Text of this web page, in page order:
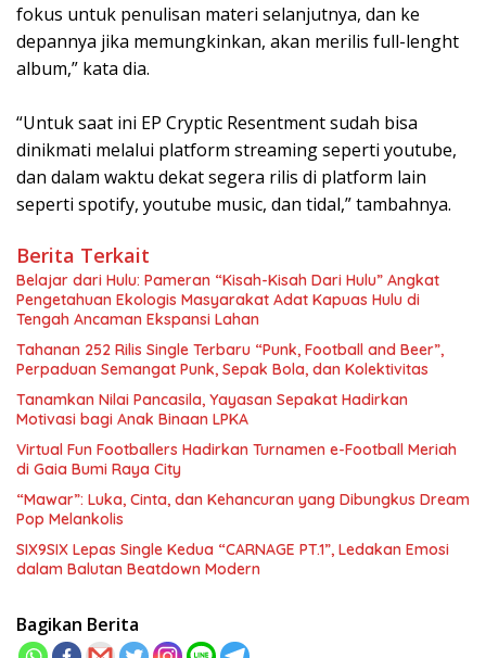
fokus untuk penulisan materi selanjutnya, dan ke
depannya jika memungkinkan, akan merilis full-lenght
album,” kata dia.
“Untuk saat ini EP Cryptic Resentment sudah bisa
dinikmati melalui platform streaming seperti youtube,
dan dalam waktu dekat segera rilis di platform lain
seperti spotify, youtube music, dan tidal,” tambahnya.
Berita Terkait
Belajar dari Hulu: Pameran “Kisah-Kisah Dari Hulu” Angkat
Pengetahuan Ekologis Masyarakat Adat Kapuas Hulu di
Tengah Ancaman Ekspansi Lahan
Tahanan 252 Rilis Single Terbaru “Punk, Football and Beer”,
Perpaduan Semangat Punk, Sepak Bola, dan Kolektivitas
Tanamkan Nilai Pancasila, Yayasan Sepakat Hadirkan
Motivasi bagi Anak Binaan LPKA
Virtual Fun Footballers Hadirkan Turnamen e-Football Meriah
di Gaia Bumi Raya City
“Mawar”: Luka, Cinta, dan Kehancuran yang Dibungkus Dream
Pop Melankolis
SIX9SIX Lepas Single Kedua “CARNAGE PT.1”, Ledakan Emosi
dalam Balutan Beatdown Modern
Bagikan Berita